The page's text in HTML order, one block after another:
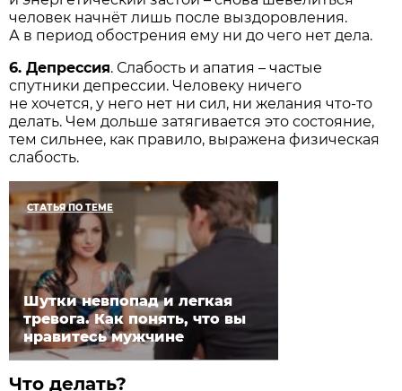
человек начнёт лишь после выздоровления.
А в период обострения ему ни до чего нет дела.
6. Депрессия. Слабость и апатия – частые
спутники депрессии. Человеку ничего
не хочется, у него нет ни сил, ни желания что-то
делать. Чем дольше затягивается это состояние,
тем сильнее, как правило, выражена физическая
слабость.
СТАТЬЯ ПО ТЕМЕ
Шутки невпопад и легкая
тревога. Как понять, что вы
нравитесь мужчине
Что делать?